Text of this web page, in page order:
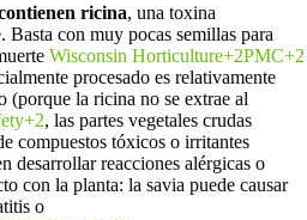
ricina, una toxina
Basta con muy pocas semillas para
Wisconsin Horticulture+2PMC+2
procesado es relativamente
(porque la ricina no se extrae al
, las partes vegetales crudas
compuestos tóxicos o irritantes
desarrollar reacciones alérgicas o
con la planta: la savia puede causar
o